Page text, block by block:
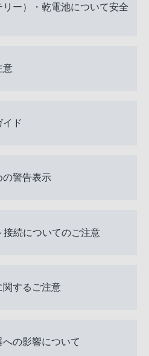
リー）・乾電池について安全
意
イド
の警告表示
接続についてのご注意
関するご注意
の影響について